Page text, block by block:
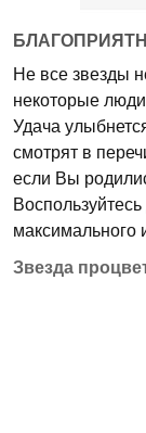
Не все звезды
некоторые
Удача
смотрят в
если Вы
максимального
Звезда